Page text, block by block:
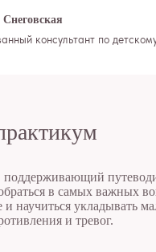
консультант по
в самых важных
и научиться укладывать
и тревог.
20:00
+7 (903) 011-73-03
материалов
возможно только
автора
указанием гиперссылки